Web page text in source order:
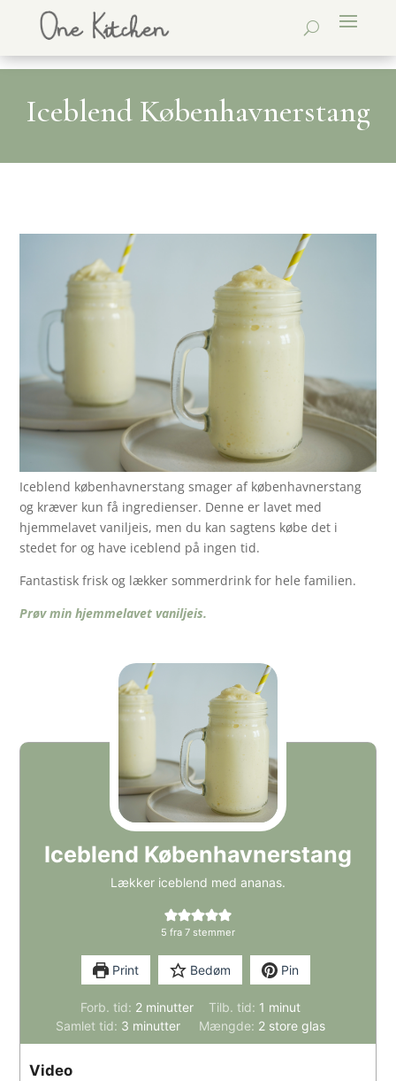
Iceblend Københavnerstang
Iceblend københavnerstang smager af københavnerstang
og kræver kun få ingredienser. Denne er lavet med
hjemmelavet vaniljeis, men du kan sagtens købe det i
stedet for og have iceblend på ingen tid.
Fantastisk frisk og lækker sommerdrink for hele familien.
Prøv min hjemmelavet vaniljeis.
Iceblend Københavnerstang
Lækker iceblend med ananas.
5 fra 7 stemmer
Print Bedøm Pin
Forb. tid: 2minutter
minutter Tilb. tid: 1 minut
minut
Samlet tid: 3 minutter
minutter Mængde: 2 store glas
Video